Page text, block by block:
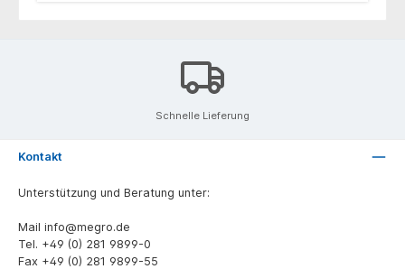
Schnelle Lieferung
Kontakt
Unterstützung und Beratung unter:
Mail info@megro.de
Tel. +49 (0) 281 9899-0
Fax +49 (0) 281 9899-55